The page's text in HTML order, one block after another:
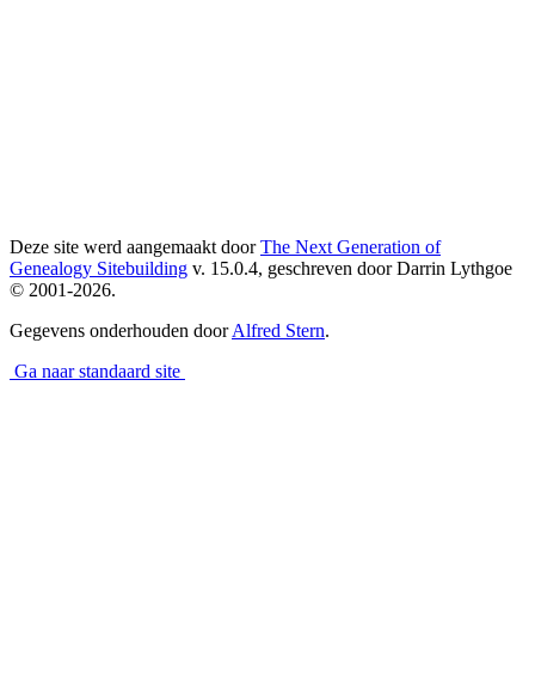
Deze site werd aangemaakt doorThe Next Generation of
Genealogy Sitebuilding v. 15.0.4, geschreven door Darrin Lythgoe
© 2001-2026.
Gegevens onderhouden doorAlfred Stern.
Ga naar standaard site